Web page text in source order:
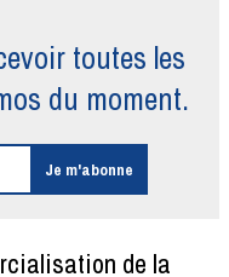
toutes les
du moment.
de la